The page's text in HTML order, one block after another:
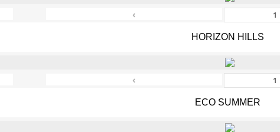
‹
HORIZON HILLS
‹
ECO SUMMER